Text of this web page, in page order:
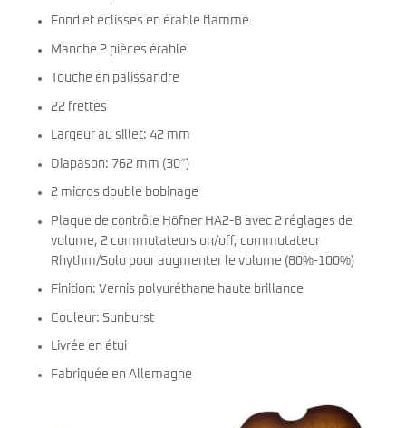
Fond et éclisses en érable flammé
Manche 2 pièces érable
Touche en palissandre
22 frettes
Largeur au sillet: 42 mm
Diapason: 762 mm (30″)
2 micros double bobinage
Plaque de contrôle Höfner HA2-B avec 2 réglages de
volume, 2 commutateurs on/off, commutateur
Rhythm/Solo pour augmenter le volume (80%-100%)
Finition: Vernis polyuréthane haute brillance
Couleur: Sunburst
Livrée en étui
Fabriquée en Allemagne